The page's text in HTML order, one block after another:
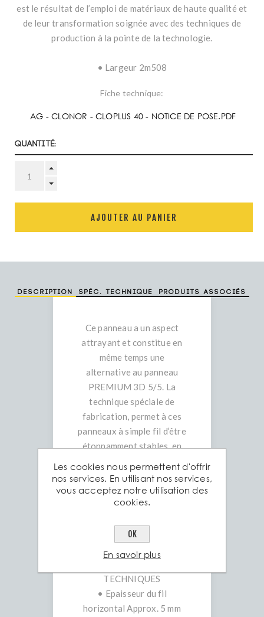
est le résultat de l’emploi de matériaux de haute qualité et
de leur transformation soignée avec des techniques de
production à la pointe de la technologie.
• Largeur 2m508
Fiche technique:
AG - CLONOR - CLOPLUS 40 - NOTICE DE POSE.PDF
Quantité:
AJOUTER AU PANIER
Description Spéc. technique Produits associés
Ce panneau a un aspect
attrayant et constitue en
même temps une
alternative au panneau
PREMIUM 3D 5/5. La
technique spéciale de
fabrication, permet à ces
panneaux à simple fil d’être
étonnamment stables, en
Le panneau Medium 3D 5/4
est idéal pour les
lotissements résidentiels et
professionnel.
TECHNIQUES
• Epaisseur du fil
horizontal Approx. 5 mm
Les cookies nous permettent d'offrir
nos services. En utilisant nos services,
vous acceptez notre utilisation des
cookies.
OK
En savoir plus